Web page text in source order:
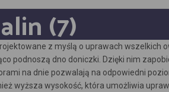
(7)
z myślą o uprawach wszelkich
podnoszą dno doniczki. Dzięki nim
na dnie pozwalają na odpowiedni
wyższa wysokość, która umożliwia